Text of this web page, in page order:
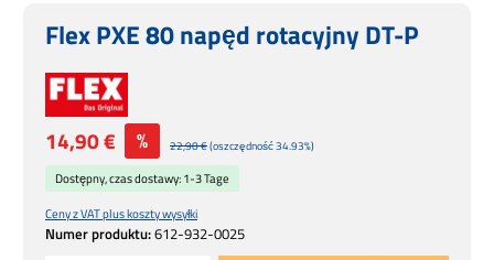
Flex PXE 80 napęd rotacyjny DT-P
Cena sprzedaży:
14,90 € % Cena regularna:
22,90 €(oszczędność 34.93%)
Ceny z VAT plus koszty wysyłki
Numer produktu:612-932-0025
Dostępny, czas dostawy: 1-3 Tage